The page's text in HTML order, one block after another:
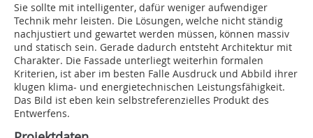
Sie sollte mit intelligenter, dafür weniger aufwendiger
Technik mehr leisten. Die Lösungen, welche nicht ständig
nachjustiert und gewartet werden müssen, können massiv
und statisch sein. Gerade dadurch entsteht Architektur mit
Charakter. Die Fassade unterliegt weiterhin formalen
Kriterien, ist aber im besten Falle Ausdruck und Abbild ihrer
klugen klima- und energietechnischen Leistungsfähigkeit.
Das Bild ist eben kein selbstreferenzielles Produkt des
Entwerfens.